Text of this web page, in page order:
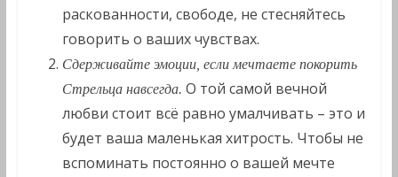
раскованности, свободе, не стесняйтесь
говорить о ваших чувствах.
Сдерживайте эмоции, если мечтаете покорить
Стрельца навсегда. О той самой вечной
любви стоит всё равно умалчивать – это и
будет ваша маленькая хитрость. Чтобы не
вспоминать постоянно о вашей мечте